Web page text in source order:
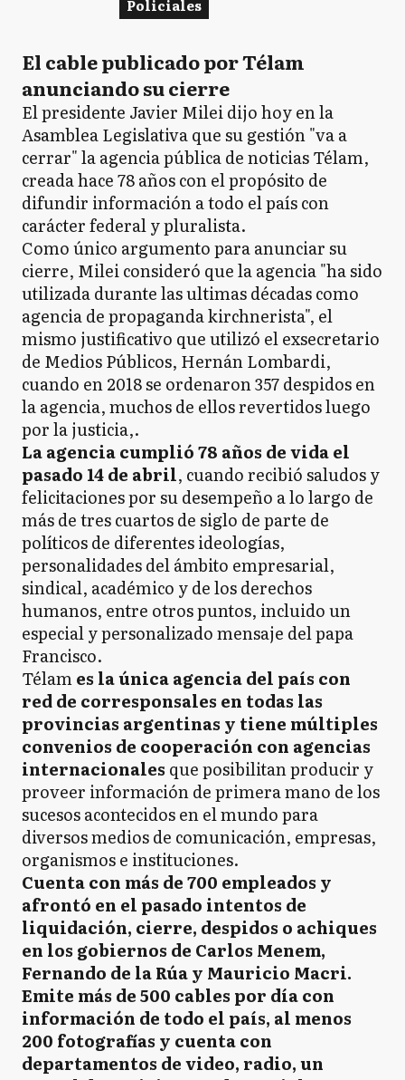
Policiales
El cable publicado por Télam
anunciando su cierre
El presidente Javier Milei dijo hoy en la
Asamblea Legislativa que su gestión "va a
cerrar" la agencia pública de noticias Télam,
creada hace 78 años con el propósito de
difundir información a todo el país con
carácter federal y pluralista.
Como único argumento para anunciar su
cierre, Milei consideró que la agencia "ha sido
utilizada durante las ultimas décadas como
agencia de propaganda kirchnerista", el
mismo justificativo que utilizó el exsecretario
de Medios Públicos, Hernán Lombardi,
cuando en 2018 se ordenaron 357 despidos en
la agencia, muchos de ellos revertidos luego
por la justicia,.
La agencia cumplió 78 años de vida el
pasado 14 de abril, cuando recibió saludos y
felicitaciones por su desempeño a lo largo de
más de tres cuartos de siglo de parte de
políticos de diferentes ideologías,
personalidades del ámbito empresarial,
sindical, académico y de los derechos
humanos, entre otros puntos, incluido un
especial y personalizado mensaje del papa
Francisco.
Télames la única agencia del país con
red de corresponsales en todas las
provincias argentinas y tiene múltiples
convenios de cooperación con agencias
internacionales que posibilitan producir y
proveer información de primera mano de los
sucesos acontecidos en el mundo para
diversos medios de comunicación, empresas,
organismos e instituciones.
Cuenta con más de 700 empleados y
afrontó en el pasado intentos de
liquidación, cierre, despidos o achiques
en los gobiernos de Carlos Menem,
Fernando de la Rúa y Mauricio Macri.
Emite más de 500 cables por día con
información de todo el país, al menos
200 fotografías y cuenta con
departamentos de video, radio, un